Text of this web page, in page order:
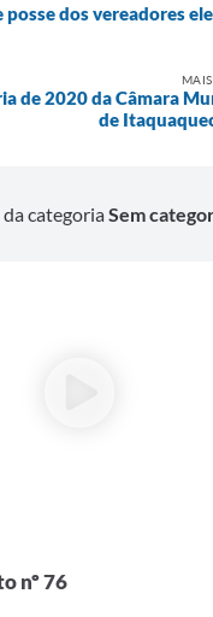
posse dos vereadores
de 2020 da Câmara
de
categoriaSem
nº 76